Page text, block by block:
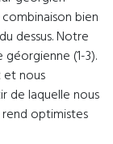
bien
dessus. Notre
(1-3).
nous
de laquelle nous
optimistes